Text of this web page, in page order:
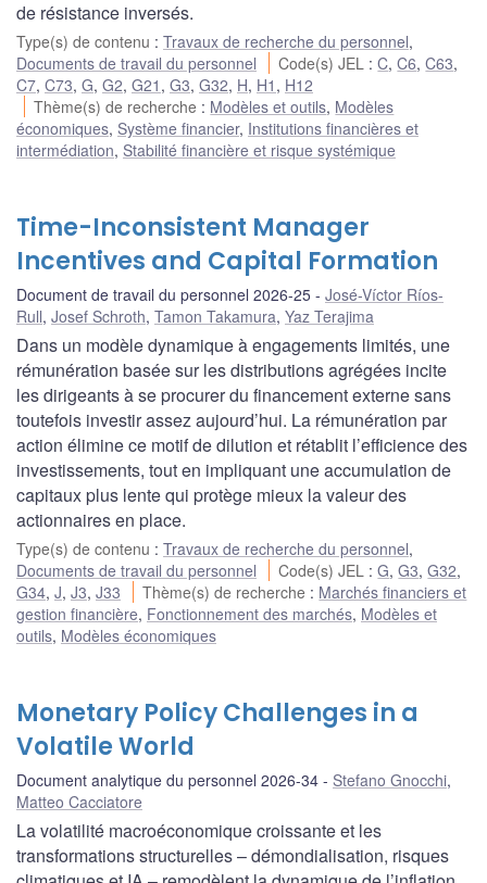
de résistance inversés.
Type(s) de contenu : Travaux de recherche du personnel,
Documents de travail du personnel
Code(s) JEL :C,C6,C63,
C7, C73, G, G2, G21 , G3, G32, H, H1 , H12
Thème(s) de recherche : Modèles et outils, Modèles
économiques, Système financier, Institutions financières et
intermédiation, Stabilité financière et risque systémique
Time-Inconsistent Manager
Incentives and Capital Formation
Document de travail du personnel 2026-25
José-Víctor Ríos-
Rull, Josef Schroth, Tamon Takamura, Yaz Terajima
Dans un modèle dynamique à engagements limités, une
rémunération basée sur les distributions agrégées incite
les dirigeants à se procurer du financement externe sans
toutefois investir assez aujourd’hui. La rémunération par
action élimine ce motif de dilution et rétablit l’efficience des
investissements, tout en impliquant une accumulation de
capitaux plus lente qui protège mieux la valeur des
actionnaires en place.
Type(s) de contenu : Travaux de recherche du personnel,
Documents de travail du personnel
Code(s) JEL :G,G3,G32,
G34, J, J3, J33 Thème(s) de recherche : Marchés financiers et
gestion financière, Fonctionnement des marchés, Modèles et
outils, Modèles économiques
Monetary Policy Challenges in a
Volatile World
Document analytique du personnel 2026-34 Stefano Gnocchi,
Matteo Cacciatore
La volatilité macroéconomique croissante et les
transformations structurelles – démondialisation, risques